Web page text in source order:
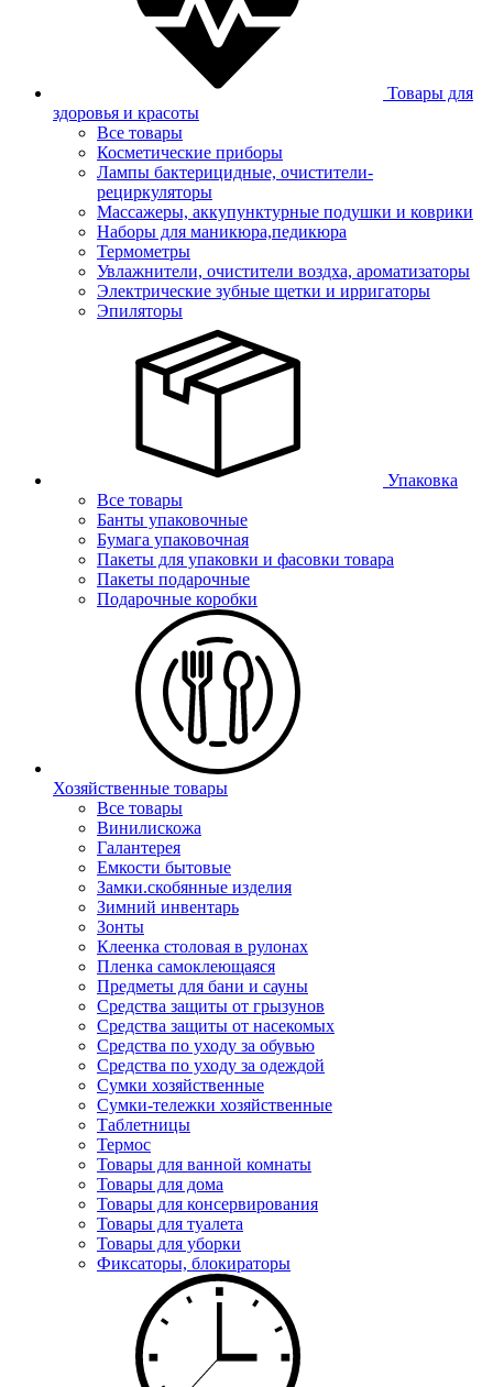
Товары для
здоровья и красоты
Все товары
Косметические приборы
Лампы бактерицидные, очистители-
рециркуляторы
Массажеры, аккупунктурные подушки и коврики
Наборы для маникюра,педикюра
Термометры
Увлажнители, очистители воздха, ароматизаторы
Электрические зубные щетки и ирригаторы
Эпиляторы
Упаковка
Все товары
Банты упаковочные
Бумага упаковочная
Пакеты для упаковки и фасовки товара
Пакеты подарочные
Подарочные коробки
Хозяйственные товары
Все товары
Винилискожа
Галантерея
Емкости бытовые
Замки.скобянные изделия
Зимний инвентарь
Зонты
Клеенка столовая в рулонах
Пленка самоклеющаяся
Предметы для бани и сауны
Средства защиты от грызунов
Средства защиты от насекомых
Средства по уходу за обувью
Средства по уходу за одеждой
Сумки хозяйственные
Сумки-тележки хозяйственные
Таблетницы
Термос
Товары для ванной комнаты
Товары для дома
Товары для консервирования
Товары для туалета
Товары для уборки
Фиксаторы, блокираторы